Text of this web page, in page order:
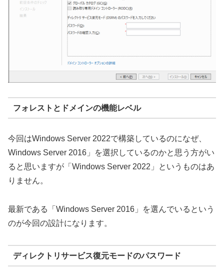
フォレストとドメインの機能レベル
今回はWindows Server 2022で構築しているのになぜ、
Windows Server 2016」を選択しているのかと思う方がい
ると思いますが「Windows Server 2022」というものはあ
りません。
最新である「Windows Server 2016」を選んでいるという
のが今回の設計になります。
ディレクトリサービス復元モードのパスワード